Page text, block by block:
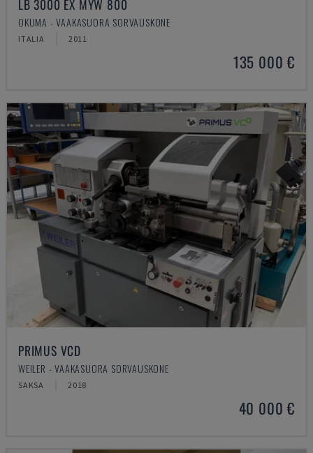
LB 3000 EX MYW 800
OKUMA - VAAKASUORA SORVAUSKONE
ITALIA 2011
135 000 €
PRIMUS VCD
WEILER - VAAKASUORA SORVAUSKONE
SAKSA 2018
40 000 €